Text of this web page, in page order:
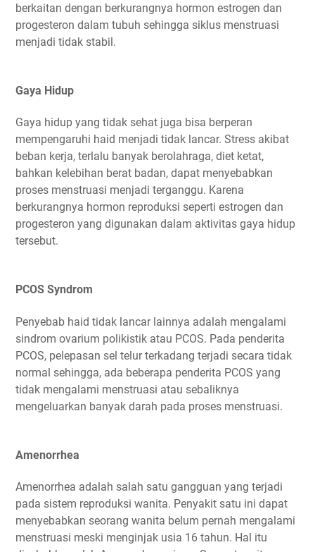
berkaitan dengan berkurangnya hormon estrogen dan
progesteron dalam tubuh sehingga siklus menstruasi
menjadi tidak stabil.
Gaya Hidup
Gaya hidup yang tidak sehat juga bisa berperan
mempengaruhi haid menjadi tidak lancar. Stress akibat
beban kerja, terlalu banyak berolahraga, diet ketat,
bahkan kelebihan berat badan, dapat menyebabkan
proses menstruasi menjadi terganggu. Karena
berkurangnya hormon reproduksi seperti estrogen dan
progesteron yang digunakan dalam aktivitas gaya hidup
tersebut.
PCOS Syndrom
Penyebab haid tidak lancar lainnya adalah mengalami
sindrom ovarium polikistik atau PCOS. Pada penderita
PCOS, pelepasan sel telur terkadang terjadi secara tidak
normal sehingga, ada beberapa penderita PCOS yang
tidak mengalami menstruasi atau sebaliknya
mengeluarkan banyak darah pada proses menstruasi.
Amenorrhea
Amenorrhea adalah salah satu gangguan yang terjadi
pada sistem reproduksi wanita. Penyakit satu ini dapat
menyebabkan seorang wanita belum pernah mengalami
menstruasi meski menginjak usia 16 tahun. Hal itu